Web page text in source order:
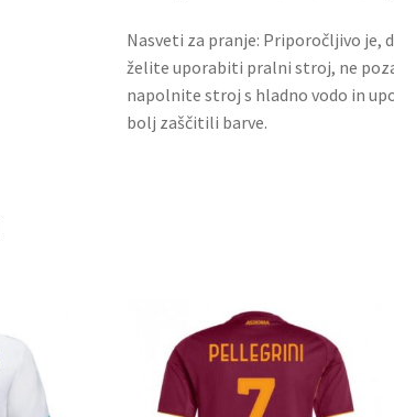
Nasveti za pranje: Priporočljivo je,
želite uporabiti pralni stroj, ne
napolnite stroj s hladno vodo in
bolj zaščitili barve.